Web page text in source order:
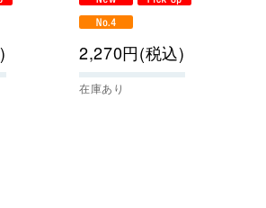
2,270円(税込)
在庫あり